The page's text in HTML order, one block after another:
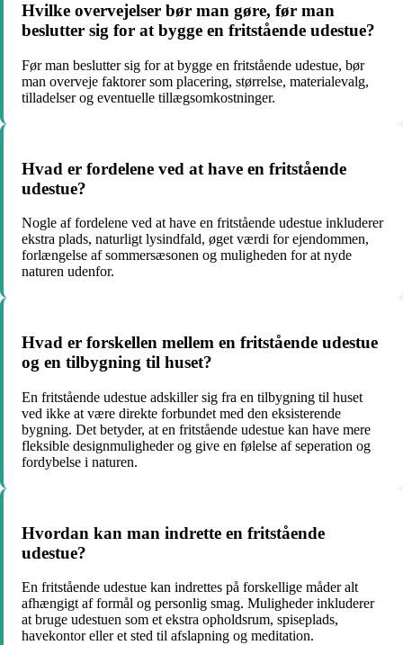
Hvilke overvejelser bør man gøre, før man
beslutter sig for at bygge en fritstående udestue?
Før man beslutter sig for at bygge en fritstående udestue, bør
man overveje faktorer som placering, størrelse, materialevalg,
tilladelser og eventuelle tillægsomkostninger.
Hvad er fordelene ved at have en fritstående
udestue?
Nogle af fordelene ved at have en fritstående udestue inkluderer
ekstra plads, naturligt lysindfald, øget værdi for ejendommen,
forlængelse af sommersæsonen og muligheden for at nyde
naturen udenfor.
Hvad er forskellen mellem en fritstående udestue
og en tilbygning til huset?
En fritstående udestue adskiller sig fra en tilbygning til huset
ved ikke at være direkte forbundet med den eksisterende
bygning. Det betyder, at en fritstående udestue kan have mere
fleksible designmuligheder og give en følelse af seperation og
fordybelse i naturen.
Hvordan kan man indrette en fritstående
udestue?
En fritstående udestue kan indrettes på forskellige måder alt
afhængigt af formål og personlig smag. Muligheder inkluderer
at bruge udestuen som et ekstra opholdsrum, spiseplads,
havekontor eller et sted til afslapning og meditation.